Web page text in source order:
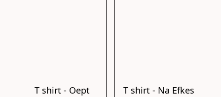
T shirt - Oept
T shirt - Na Efkes